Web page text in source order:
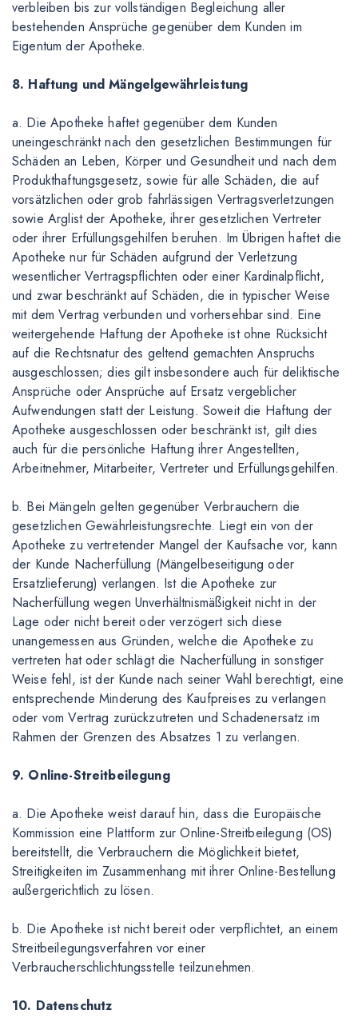
verbleiben bis zur vollständigen Begleichung aller
bestehenden Ansprüche gegenüber dem Kunden im
Eigentum der Apotheke.
8. Haftung und Mängelgewährleistung
a. Die Apotheke haftet gegenüber dem Kunden
uneingeschränkt nach den gesetzlichen Bestimmungen für
Schäden an Leben, Körper und Gesundheit und nach dem
Produkthaftungsgesetz, sowie für alle Schäden, die auf
vorsätzlichen oder grob fahrlässigen Vertragsverletzungen
sowie Arglist der Apotheke, ihrer gesetzlichen Vertreter
oder ihrer Erfüllungsgehilfen beruhen. Im Übrigen haftet die
Apotheke nur für Schäden aufgrund der Verletzung
wesentlicher Vertragspflichten oder einer Kardinalpflicht,
und zwar beschränkt auf Schäden, die in typischer Weise
mit dem Vertrag verbunden und vorhersehbar sind. Eine
weitergehende Haftung der Apotheke ist ohne Rücksicht
auf die Rechtsnatur des geltend gemachten Anspruchs
ausgeschlossen; dies gilt insbesondere auch für deliktische
Ansprüche oder Ansprüche auf Ersatz vergeblicher
Aufwendungen statt der Leistung. Soweit die Haftung der
Apotheke ausgeschlossen oder beschränkt ist, gilt dies
auch für die persönliche Haftung ihrer Angestellten,
Arbeitnehmer, Mitarbeiter, Vertreter und Erfüllungsgehilfen.
b. Bei Mängeln gelten gegenüber Verbrauchern die
gesetzlichen Gewährleistungsrechte. Liegt ein von der
Apotheke zu vertretender Mangel der Kaufsache vor, kann
der Kunde Nacherfüllung (Mängelbeseitigung oder
Ersatzlieferung) verlangen. Ist die Apotheke zur
Nacherfüllung wegen Unverhältnismäßigkeit nicht in der
Lage oder nicht bereit oder verzögert sich diese
unangemessen aus Gründen, welche die Apotheke zu
vertreten hat oder schlägt die Nacherfüllung in sonstiger
Weise fehl, ist der Kunde nach seiner Wahl berechtigt, eine
entsprechende Minderung des Kaufpreises zu verlangen
oder vom Vertrag zurückzutreten und Schadenersatz im
Rahmen der Grenzen des Absatzes 1 zu verlangen.
9. Online-Streitbeilegung
a. Die Apotheke weist darauf hin, dass die Europäische
Kommission eine Plattform zur Online-Streitbeilegung (OS)
bereitstellt, die Verbrauchern die Möglichkeit bietet,
Streitigkeiten im Zusammenhang mit ihrer Online-Bestellung
außergerichtlich zu lösen.
b. Die Apotheke ist nicht bereit oder verpflichtet, an einem
Streitbeilegungsverfahren vor einer
Verbraucherschlichtungsstelle teilzunehmen.
10. Datenschutz